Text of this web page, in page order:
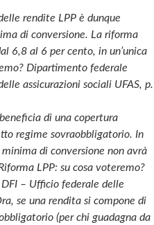
rendite LPP è dunque
di conversione. La riforma
6,8 al 6 per cento, in un’unica
Dipartimento federale
assicurazioni sociali UFAS, p.
di una copertura
regime sovraobbligatorio. In
di conversione non avrà
LPP: su cosa voteremo?
– Ufficio federale delle
se una rendita si compone di
(per chi guadagna da